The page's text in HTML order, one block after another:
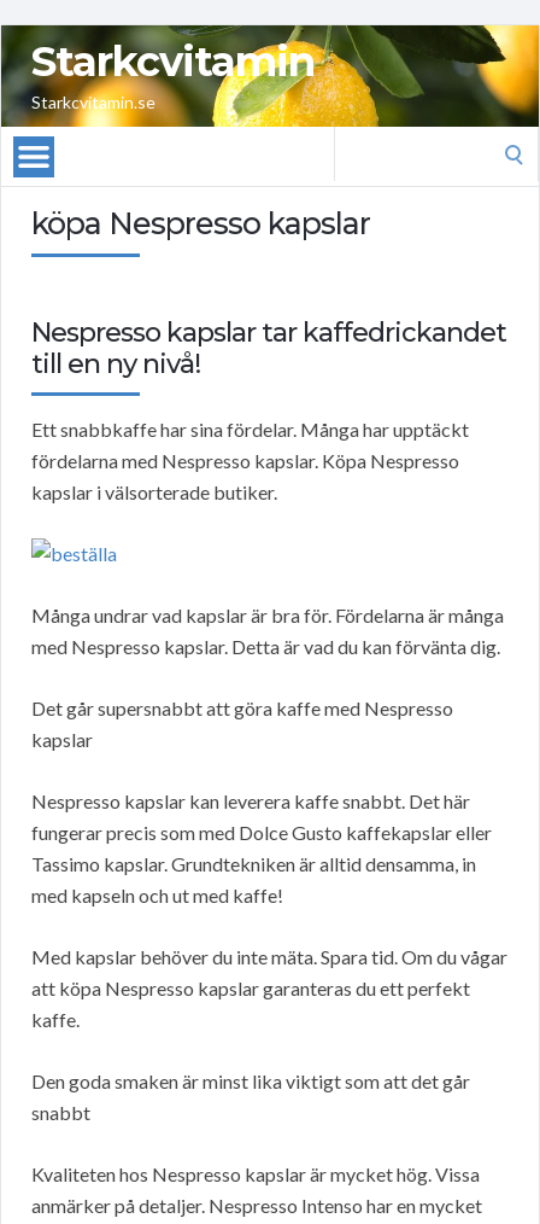
Starkcvitamin
Starkcvitamin.se
köpa Nespresso kapslar
Nespresso kapslar tar kaffedrickandet
till en ny nivå!
Ett snabbkaffe har sina fördelar. Många har upptäckt
fördelarna med Nespresso kapslar. Köpa Nespresso
kapslar i välsorterade butiker.
Många undrar vad kapslar är bra för. Fördelarna är många
med Nespresso kapslar. Detta är vad du kan förvänta dig.
Det går supersnabbt att göra kaffe med Nespresso
kapslar
Nespresso kapslar kan leverera kaffe snabbt. Det här
fungerar precis som med Dolce Gusto kaffekapslar eller
Tassimo kapslar. Grundtekniken är alltid densamma, in
med kapseln och ut med kaffe!
Med kapslar behöver du inte mäta. Spara tid. Om du vågar
att köpa Nespresso kapslar garanteras du ett perfekt
kaffe.
Den goda smaken är minst lika viktigt som att det går
snabbt
Kvaliteten hos Nespresso kapslar är mycket hög. Vissa
anmärker på detaljer. Nespresso Intenso har en mycket